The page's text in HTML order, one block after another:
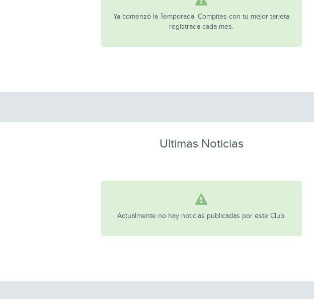
Ya comenzó la Temporada. Compites con tu mejor tarjeta
registrada cada mes.
Ultimas Noticias
Actualmente no hay noticias publicadas por este Club.